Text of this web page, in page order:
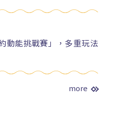
動能挑戰賽」，多重玩法
more